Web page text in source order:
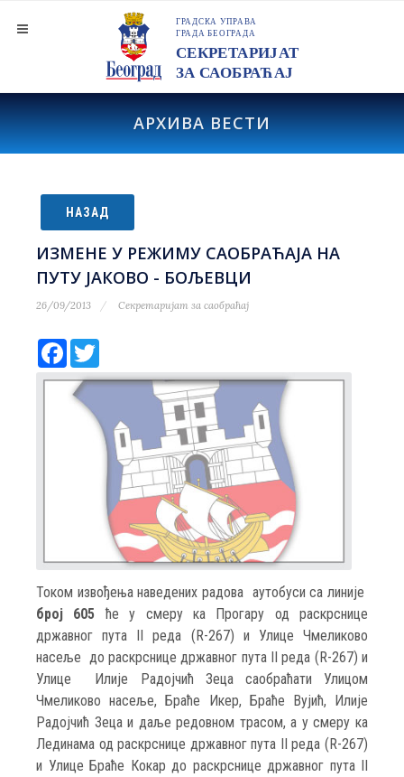
АРХИВА ВЕСТИ
НАЗАД
ИЗМЕНЕ У РЕЖИМУ САОБРАЋАЈА НА
ПУТУ ЈАКОВО - БОЉЕВЦИ
26/09/2013 Секретаријат за саобраћај
Facebook
Током извођења наведених радова аутобуси са линије
број 605 ће у смеру ка Прогару од раскрснице
државног пута II реда (R-267) и Улице Чмеликово
насеље до раскрснице државног пута II реда (R-267) и
Улице Илије Радојчић Зеца саобраћати Улицом
Чмеликово насеље, Браће Икер, Браће Вујић, Илије
Радојчић Зеца и даље редовном трасом, а у смеру ка
Лединама од раскрснице државног пута II реда (R-267)
и Улице Браће Кокар до раскрснице државног пута II